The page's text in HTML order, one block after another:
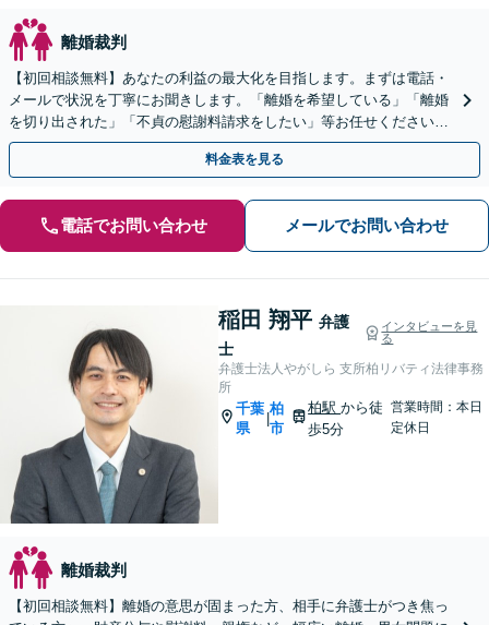
離婚裁判
【初回相談無料】あなたの利益の最大化を目指します。まずは電話・
メールで状況を丁寧にお聞きします。「離婚を希望している」「離婚
を切り出された」「不貞の慰謝料請求をしたい」等お任せください。
【リーズナブルな料金設定】
料金表を見る
電話でお問い合わせ メールでお問い合わせ
稲田 翔平 弁護
士
インタビューを見
る
弁護士法人やがしら 支所柏リバティ法律事務
所
千葉
県
|
柏
市
柏駅から徒
歩5分
営業時間：本日
定休日
離婚裁判
【初回相談無料】離婚の意思が固まった方、相手に弁護士がつき焦っ